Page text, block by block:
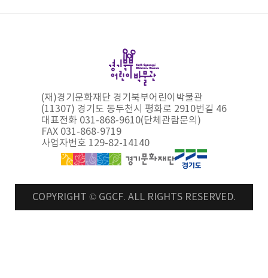
(재)경기문화재단 경기북부어린이박물관
(11307) 경기도 동두천시 평화로 2910번길 46
대표전화 031-868-9610(단체관람문의)
FAX 031-868-9719
사업자번호 129-82-14140
COPYRIGHT © GGCF. ALL RIGHTS RESERVED.